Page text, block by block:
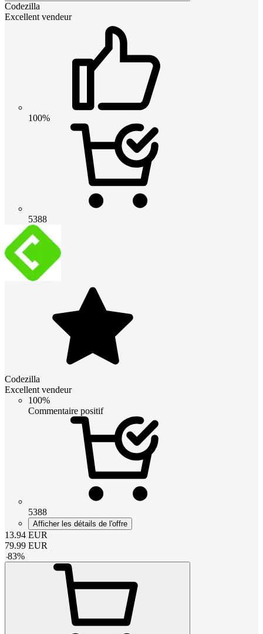
Codezilla
Excellent vendeur
100%
5388
Codezilla
Excellent vendeur
100%
Commentaire positif
5388
Afficher les détails de l'offre
13.94 EUR
79.99 EUR
-83%